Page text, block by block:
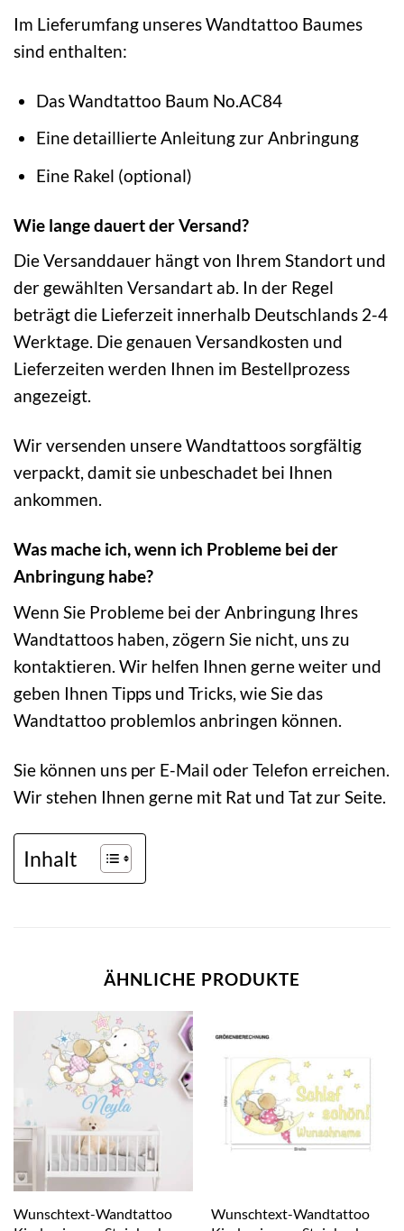
Im Lieferumfang unseres Wandtattoo Baumes
sind enthalten:
Das Wandtattoo Baum No.AC84
Eine detaillierte Anleitung zur Anbringung
Eine Rakel (optional)
Wie lange dauert der Versand?
Die Versanddauer hängt von Ihrem Standort und
der gewählten Versandart ab. In der Regel
beträgt die Lieferzeit innerhalb Deutschlands 2-4
Werktage. Die genauen Versandkosten und
Lieferzeiten werden Ihnen im Bestellprozess
angezeigt.
Wir versenden unsere Wandtattoos sorgfältig
verpackt, damit sie unbeschadet bei Ihnen
ankommen.
Was mache ich, wenn ich Probleme bei der
Anbringung habe?
Wenn Sie Probleme bei der Anbringung Ihres
Wandtattoos haben, zögern Sie nicht, uns zu
kontaktieren. Wir helfen Ihnen gerne weiter und
geben Ihnen Tipps und Tricks, wie Sie das
Wandtattoo problemlos anbringen können.
Sie können uns per E-Mail oder Telefon erreichen.
Wir stehen Ihnen gerne mit Rat und Tat zur Seite.
Inhalt
ÄHNLICHE PRODUKTE
Wunschtext-Wandtattoo
Wunschtext-Wandtattoo